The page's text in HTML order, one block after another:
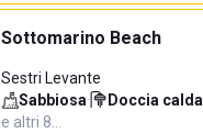
Sottomarino Beach
Sestri Levante
Sabbiosa· Doccia calda
e altri 8…